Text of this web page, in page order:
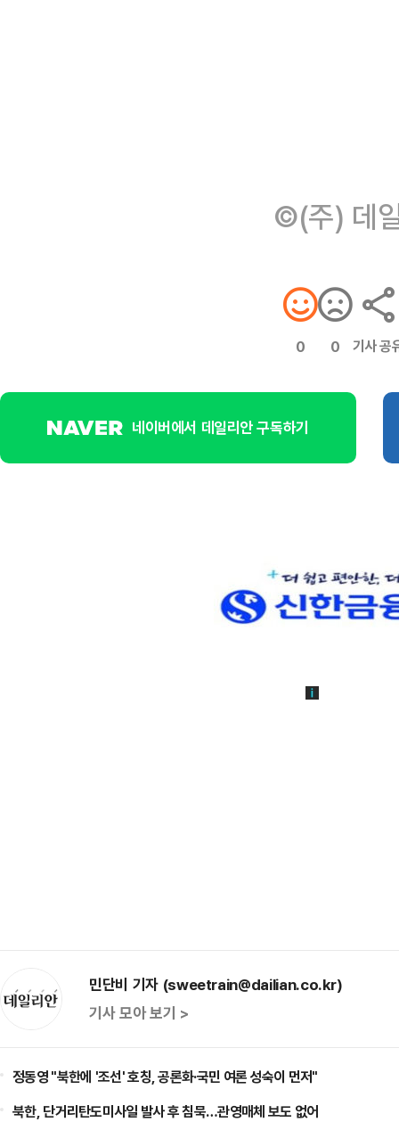
©(주) 데
0 0 기사 공
네이버에서 데일리안 구독하기
민단비 기자 (sweetrain@dailian.co.kr)
기사 모아 보기 >
정동영 "북한에 '조선' 호칭, 공론화·국민 여론 성숙이 먼저"
북한, 단거리탄도미사일 발사 후 침묵…관영매체 보도 없어